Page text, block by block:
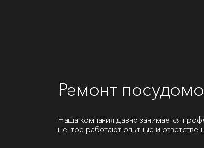
Ремонт
Наша компания давно занимается
центре работают опытные и